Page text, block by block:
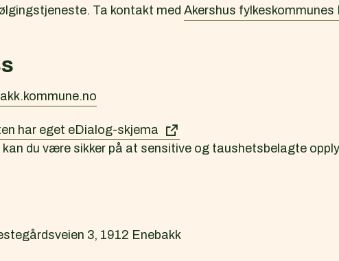
Ta kontakt med Akershus fylkeskommunes
har eget eDialog-skjema
kan du være sikker på at sensitive og taushetsbelagte
3, 1912 Enebakk